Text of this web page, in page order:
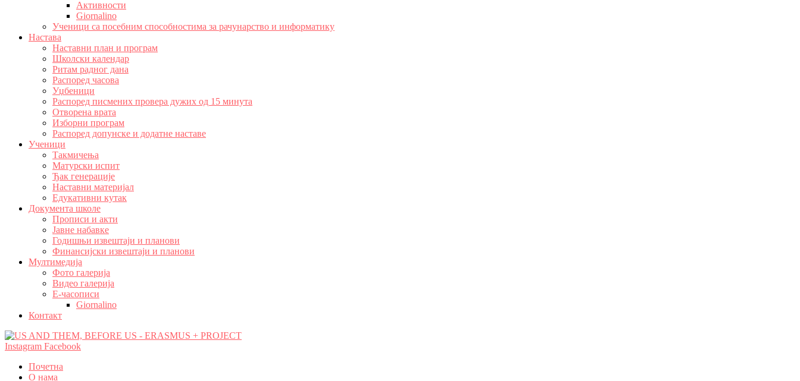
Активности
Giornalino
Ученици са посебним способностима за рачунарство и информатику
Настава
Наставни план и програм
Школски календар
Ритам радног дана
Распоред часова
Уџбеници
Распоред писмених провера дужих од 15 минута
Отворена врата
Изборни програм
Распоред допунске и додатне наставе
Ученици
Такмичења
Матурски испит
Ђак генерације
Наставни материјал
Едукативни кутак
Документа школе
Прописи и акти
Јавне набавке
Годишњи извештаји и планови
Финансијски извештаји и планови
Мултимедија
Фото галерија
Видео галерија
Е-часописи
Giornalino
Контакт
Instagram Facebook
Почетна
О нама